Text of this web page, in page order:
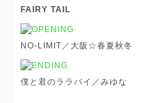
FAIRY TAIL
NO-LIMIT／大阪☆春夏秋冬
僕と君のララバイ／みゆな